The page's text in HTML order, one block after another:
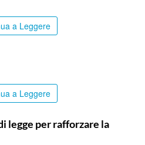
a Leggere
a Leggere
legge per rafforzare la